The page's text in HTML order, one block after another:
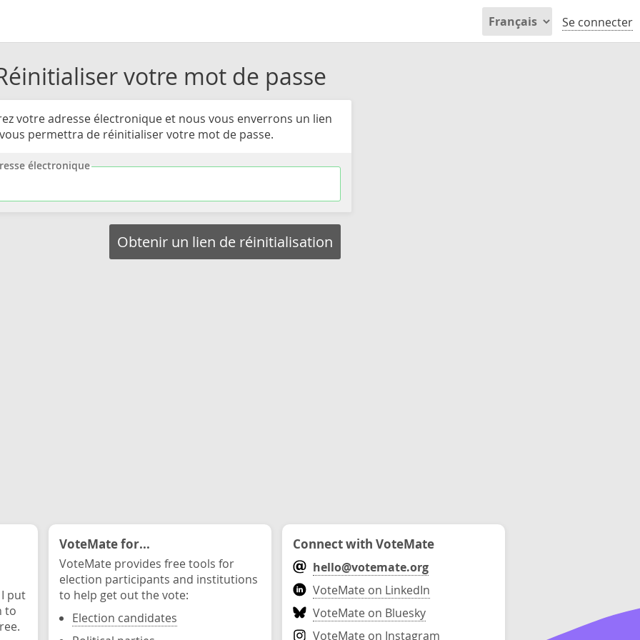
Se connecter
votre mot de passe
votre adresse électronique et nous vous enverrons un lien
permettra de réinitialiser votre mot de passe.
électronique
Obtenir un lien de réinitialisation
put
to
VoteMate for...
VoteMate provides free tools for
election participants and institutions
to help get out the vote:
Election candidates
Connect with VoteMate
hello@votemate.org
VoteMate on LinkedIn
VoteMate on Bluesky
VoteMate on Instagram